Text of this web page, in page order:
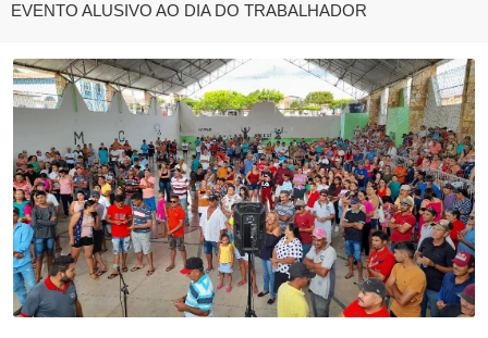
EVENTO ALUSIVO AO DIA DO TRABALHADOR